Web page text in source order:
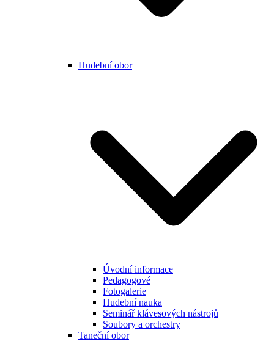
Hudební obor
Úvodní informace
Pedagogové
Fotogalerie
Hudební nauka
Seminář klávesových nástrojů
Soubory a orchestry
Taneční obor